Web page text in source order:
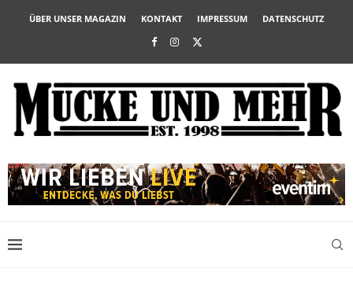
ÜBER UNSER MAGAZIN KONTAKT IMPRESSUM DATENSCHUTZ